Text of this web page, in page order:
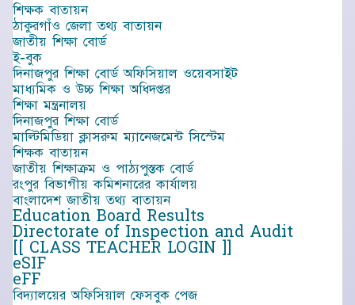
শিক্ষক বাতায়ন
ঠাকুরগাঁও জেলা তথ্য বাতায়ন
জাতীয় শিক্ষা বোর্ড
ই-বুক
দিনাজপুর শিক্ষা বোর্ড অফিসিয়াল ওয়েবসাইট
মাধ্যমিক ও উচ্চ শিক্ষা অধিদপ্তর
শিক্ষা মন্ত্রনালয়
দিনাজপুর শিক্ষা বোর্ড
মাল্টিমিডিয়া ক্লাসরুম ম্যানেজমেন্ট সিস্টেম
শিক্ষক বাতায়ন
জাতীয় শিক্ষাক্রম ও পাঠ্যপুস্তক বোর্ড
রংপুর বিভাগীয় কমিশনারের কার্যালয়
বাংলাদেশ জাতীয় তথ্য বাতায়ন
Education Board Results
Directorate of Inspection and Audit
[[ CLASS TEACHER LOGIN ]]
eSIF
eFF
বিদ্যালয়ের অফিসিয়াল ফেসবুক পেজ